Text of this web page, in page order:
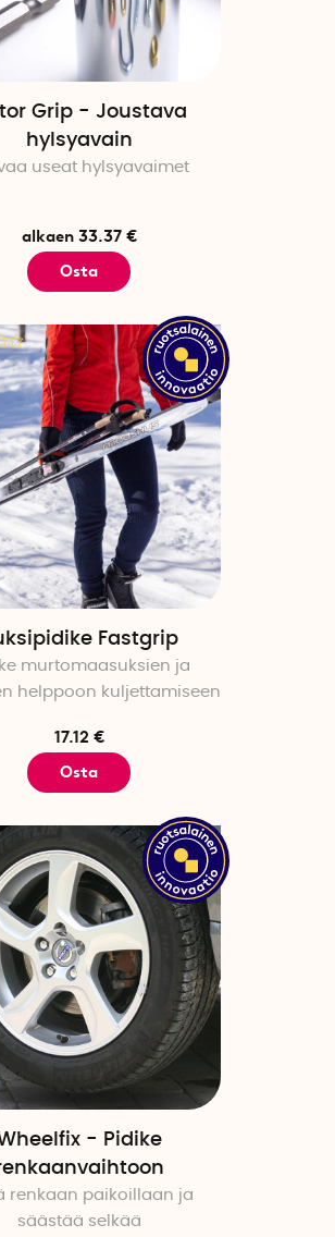
kaikki
Grip - Joustava
hylsyavain
useat hylsyavaimet
alkaen 33.37 €
Osta
Fastgrip
murtomaasuksien ja
helppoon kuljettamiseen
17.12 €
Osta
- Pidike
renkaan paikoillaan ja
säästää selkää